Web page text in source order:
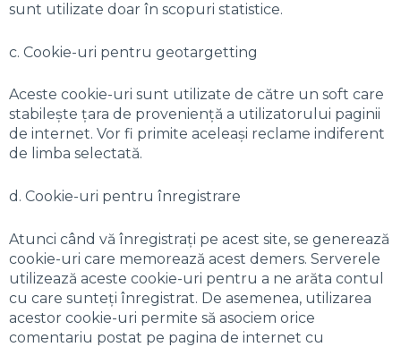
sunt utilizate doar în scopuri statistice.
c. Cookie-uri pentru geotargetting
Aceste cookie-uri sunt utilizate de către un soft care
stabilește țara de proveniență a utilizatorului paginii
de internet. Vor fi primite aceleași reclame indiferent
de limba selectată.
d. Cookie-uri pentru înregistrare
Atunci când vă înregistrați pe acest site, se generează
cookie-uri care memorează acest demers. Serverele
utilizează aceste cookie-uri pentru a ne arăta contul
cu care sunteți înregistrat. De asemenea, utilizarea
acestor cookie-uri permite să asociem orice
comentariu postat pe pagina de internet cu